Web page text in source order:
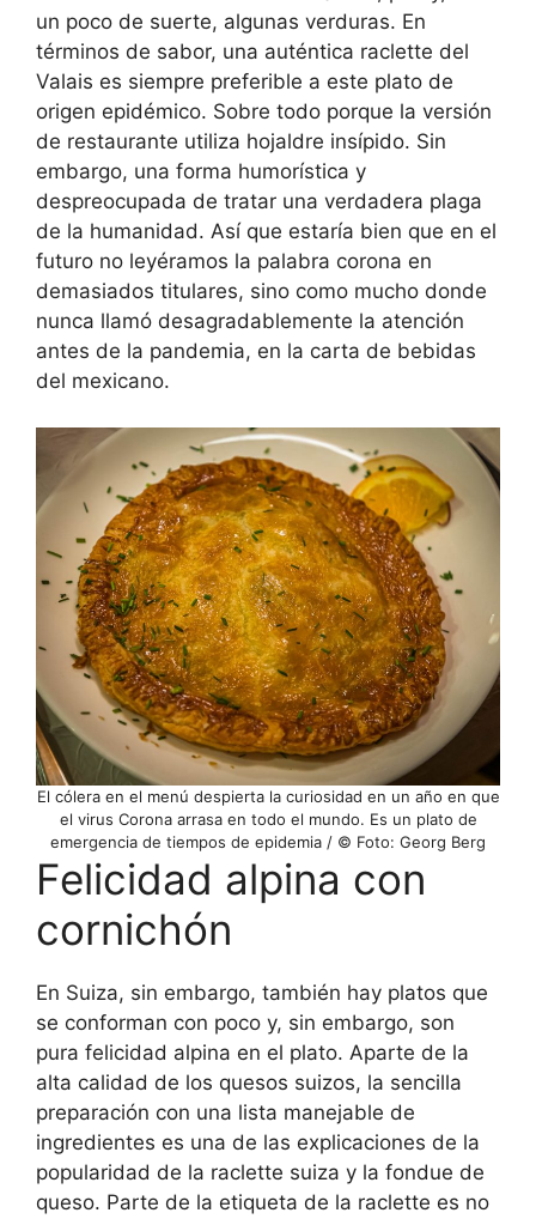
un poco de suerte, algunas verduras. En
términos de sabor, una auténtica raclette del
Valais es siempre preferible a este plato de
origen epidémico. Sobre todo porque la versión
de restaurante utiliza hojaldre insípido. Sin
embargo, una forma humorística y
despreocupada de tratar una verdadera plaga
de la humanidad. Así que estaría bien que en el
futuro no leyéramos la palabra corona en
demasiados titulares, sino como mucho donde
nunca llamó desagradablemente la atención
antes de la pandemia, en la carta de bebidas
del mexicano.
El cólera en el menú despierta la curiosidad en un año en que
el virus Corona arrasa en todo el mundo. Es un plato de
emergencia de tiempos de epidemia / © Foto: Georg Berg
Felicidad alpina con
cornichón
En Suiza, sin embargo, también hay platos que
se conforman con poco y, sin embargo, son
pura felicidad alpina en el plato. Aparte de la
alta calidad de los quesos suizos, la sencilla
preparación con una lista manejable de
ingredientes es una de las explicaciones de la
popularidad de la raclette suiza y la fondue de
queso. Parte de la etiqueta de la raclette es no